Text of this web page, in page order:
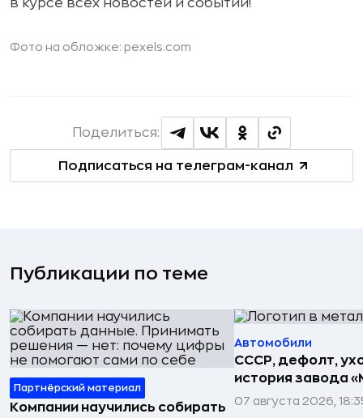
в курсе всех новостей и событий!
Фото на обложке: pexels.com
Подписаться на телеграм-канал
Поделиться:
Публикации по теме
Партнёрский материал
Компании научились собирать
Автомобили
СССР, дефолт,
история завода
07 августа 2026,